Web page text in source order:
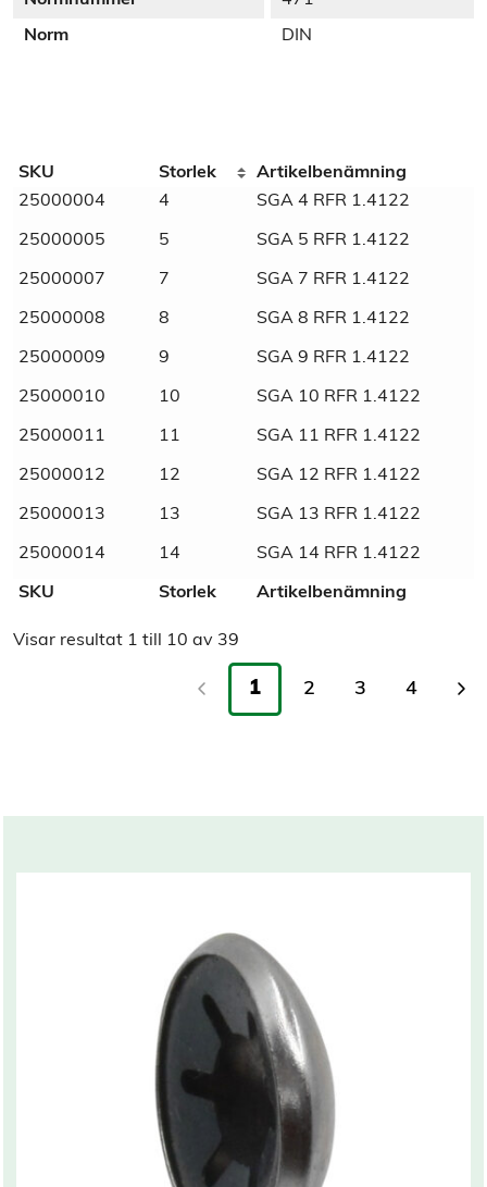
Norm DIN
Weight
Material
Tull/ Tariff 73182100
Normnummer
Marknadsnamn Rostfri spårring för axel
SKU Storlek
Artikelbenämning
25000004
4 SGA 4 RFR 1.4122
25000005 5 SGA 5 RFR 1.4122
25000007 7 SGA 7 RFR 1.4122
25000008 8 SGA 8 RFR 1.4122
25000009 9 SGA 9 RFR 1.4122
25000010 10 SGA 10 RFR 1.4122
25000011 11 SGA 11 RFR 1.4122
25000012 12 SGA 12 RFR 1.4122
25000013 13 SGA 13 RFR 1.4122
25000014 14 SGA 14 RFR 1.4122
SKU Storlek Artikelbenämning
Visar resultat 1 till 10 av 39
1 2 3 4